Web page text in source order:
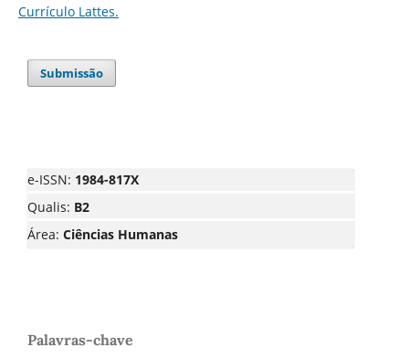
Currículo Lattes.
Submissão
e-ISSN: 1984-817X
Qualis: B2
Área: Ciências Humanas
Palavras-chave